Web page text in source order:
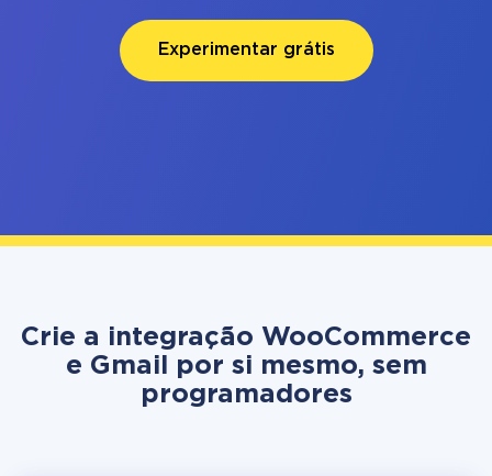
Experimentar grátis
Crie a integração WooCommerce
e Gmail por si mesmo, sem
programadores